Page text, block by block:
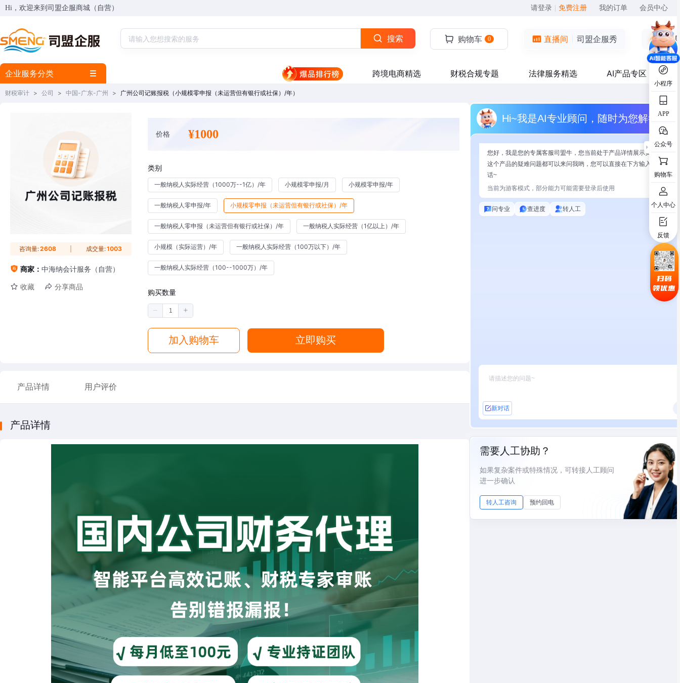
Hi，欢迎来到司盟企服商城（自营） 请登录 免费注册 我的订单 会员中心
小程序
APP
公众号
购物车
个人中心
反馈
扫码
领优惠
搜索 购物车 0 直播间 司盟企服秀
企业服务分类 跨境电商精选 财税合规专题 法律服务精选 AI产品专区
财税审计 > 公司 > 中国-广东-广州 > 广州公司记账报税（小规模零申报（未运营但有银行或社保）/年）
咨询量:2608 成交量:1003
商家： 中海纳会计服务（自营）
收藏 分享商品
价格 ¥1000
类别
一般纳税人实际经营（1000万--1亿）/年 小规模零申报/月 小规模零申报/年
一般纳税人零申报/年 小规模零申报（未运营但有银行或社保）/年
一般纳税人零申报（未运营但有银行或社保）/年 一般纳税人实际经营（1亿以上）/年
小规模（实际运营）/年 一般纳税人实际经营（100万以下）/年
一般纳税人实际经营（100--1000万）/年
购买数量
加入购物车 立即购买
产品详情 用户评价
产品详情
Hi~我是AI专业顾问，随时为您解答
您好，我是您的专属客服司盟牛，您当前处于产品详情展示页面，有关
这个产品的疑难问题都可以来问我哟，您可以直接在下方输入问题开始
话~
当前为游客模式，部分能力可能需要登录后使用
问专业 查进度 转人工
新对话
需要人工协助？
如果复杂案件或特殊情况，可转接人工顾问
进一步确认
转人工咨询 预约回电